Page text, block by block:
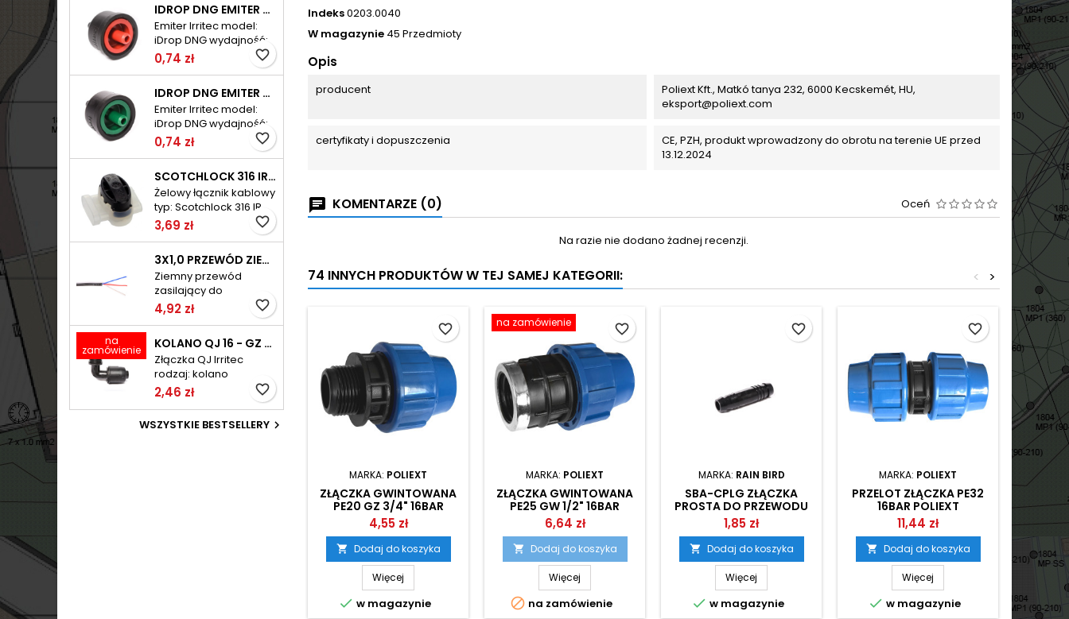
jednostka sprzedaży:
1mb maksymalnie w
zwoju: 100mb
IDROP DNG EMITER 8L/H IRRITEC
Emiter Irritec model:
iDrop DNG wydajność:
8l/h przy 1,0bar
ciśnienie: od 0,5 do
0,74 zł favorite_border
IDROP DNG EMITER 4L/H IRRITEC
Emiter Irritec model:
iDrop DNG wydajność:
4l/h przy 1,0bar
ciśnienie: od 0,5 do
0,74 zł favorite_border
SCOTCHLOCK 316 IR ŻELOWY ŁĄCZNIK KABLOWY 3M
Żelowy łącznik kablowy
typ: Scotchlock 316 IR
"pojemność": 3x 0,1-
1,5mm2
3,69 zł favorite_border
3X1,0 PRZEWÓD ZIEMNY DO ELEKTROZAWORÓW TELE-FONIKA KABLE
Ziemny przewód
zasilający do
elektrozaworów typ:
IRC (LY2Y) ilość żył: 3
jednostka sprzedaży:
1mb maksymalnie w
zwoju: 100mb
4,92 zł favorite_border
na
zamówienie KOLANO QJ 16 - GZ 3/4 SKRĘCANE IRRITEC
Złączka QJ Irritec
rodzaj: kolano
gwintowane średnica:
16 - GZ 3/4" ciśnienie:
2,46 zł favorite_border
WSZYSTKIE BESTSELLERY 
Indeks0203.0040
W magazynie 45 Przedmioty
Opis
producent
Poliext Kft., Matkó tanya 232, 6000 Kecskemét, HU,
eksport@poliext.com
certyfikaty i dopuszczenia
CE, PZH, produkt wprowadzony do obrotu na terenie UE przed
13.12.2024
KOMENTARZE (0) Oceń
Na razie nie dodano żadnej recenzji.
74 INNYCH PRODUKTÓW W TEJ SAMEJ KATEGORII: >
<
MARKA: POLIEXT
ZŁĄCZKA GWINTOWANA
PE20 GZ 3/4" 16BAR
POLIEXT
4,55 zł
 Dodaj do koszyka
Więcej
 w magazynie
favorite_border na zamówienie
MARKA: POLIEXT
ZŁĄCZKA GWINTOWANA
PE25 GW 1/2" 16BAR
POLIEXT
6,64 zł
 Dodaj do koszyka
Więcej
 na zamówienie
favorite_border
MARKA: RAIN BIRD
SBA-CPLG ZŁĄCZKA
PROSTA DO PRZEWODU
SPX-FLEX RAIN BIRD
1,85 zł
 Dodaj do koszyka
Więcej
 w magazynie
favorite_border
MARKA: POLIEXT
PRZELOT ZŁĄCZKA PE32
16BAR POLIEXT
11,44 zł
 Dodaj do koszyka
Więcej
 w magazynie
favorite_border

